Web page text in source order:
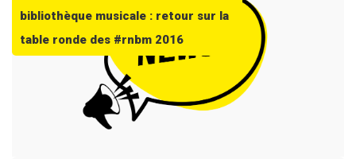
bibliothèque musicale : retour sur la
table ronde des #rnbm 2016